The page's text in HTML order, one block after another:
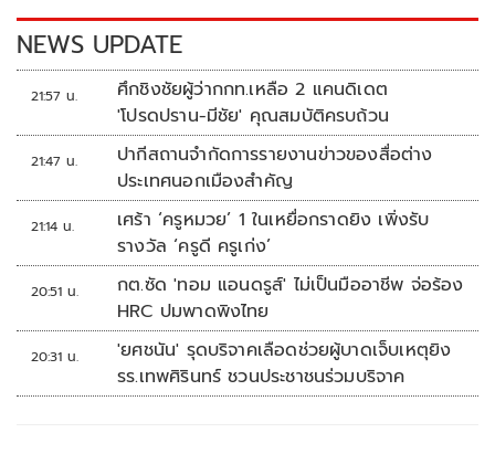
k k
NEWS UPDATE
21:57 น.
ศึกชิงชัยผู้ว่ากกท.เหลือ 2 แคนดิเดต
'โปรดปราน-มีชัย' คุณสมบัติครบถ้วน
21:47 น.
ปากีสถานจำกัดการรายงานข่าวของสื่อต่าง
ประเทศนอกเมืองสำคัญ
21:14 น.
เศร้า ‘ครูหมวย’ 1 ในเหยื่อกราดยิง เพิ่งรับ
รางวัล ‘ครูดี ครูเก่ง’
20:51 น.
กต.ซัด 'ทอม แอนดรูส์' ไม่เป็นมืออาชีพ จ่อร้อง
HRC ปมพาดพิงไทย
20:31 น.
'ยศชนัน' รุดบริจาคเลือดช่วยผู้บาดเจ็บเหตุยิง
รร.เทพศิรินทร์ ชวนประชาชนร่วมบริจาค